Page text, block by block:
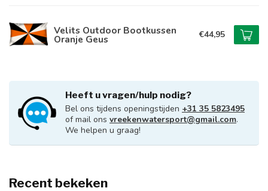
Velits Outdoor Bootkussen
Oranje Geus €44,95
Heeft u vragen/hulp nodig?
Bel ons tijdens openingstijden +31 35 5823495
of mail ons vreekenwatersport@gmail.com.
We helpen u graag!
Recent bekeken